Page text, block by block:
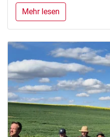
Mehr lesen